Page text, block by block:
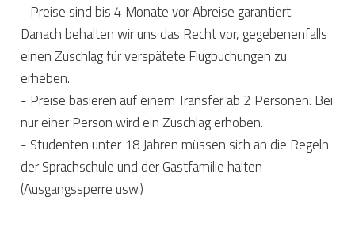
- Preise sind bis 4 Monate vor Abreise garantiert.
Danach behalten wir uns das Recht vor, gegebenenfalls
einen Zuschlag für verspätete Flugbuchungen zu
erheben.
- Preise basieren auf einem Transfer ab 2 Personen. Bei
nur einer Person wird ein Zuschlag erhoben.
- Studenten unter 18 Jahren müssen sich an die Regeln
der Sprachschule und der Gastfamilie halten
(Ausgangssperre usw.)